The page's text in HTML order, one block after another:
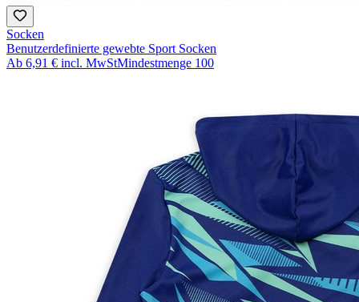
Socken
Benutzerdefinierte gewebte Sport Socken
Ab 6,91 € incl. MwStMindestmenge 100